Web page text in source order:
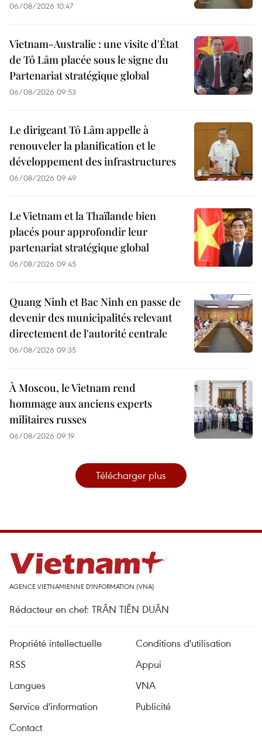
06/08/2026 10:47
Vietnam-Australie : une visite d'État
de Tô Lâm placée sous le signe du
Partenariat stratégique global
06/08/2026 09:53
Le dirigeant Tô Lâm appelle à
renouveler la planification et le
développement des infrastructures
06/08/2026 09:49
Le Vietnam et la Thaïlande bien
placés pour approfondir leur
partenariat stratégique global
06/08/2026 09:45
Quang Ninh et Bac Ninh en passe de
devenir des municipalités relevant
directement de l'autorité centrale
06/08/2026 09:35
À Moscou, le Vietnam rend
hommage aux anciens experts
militaires russes
06/08/2026 09:19
Télécharger plus
AGENCE VIETNAMIENNE D'INFORMATION (VNA)
Rédacteur en chef: TRÂN TIÊN DUÂN
Propriété intellectuelle
Conditions d'utilisation
RSS
Appui
Langues
VNA
Service d'information
Publicité
Contact